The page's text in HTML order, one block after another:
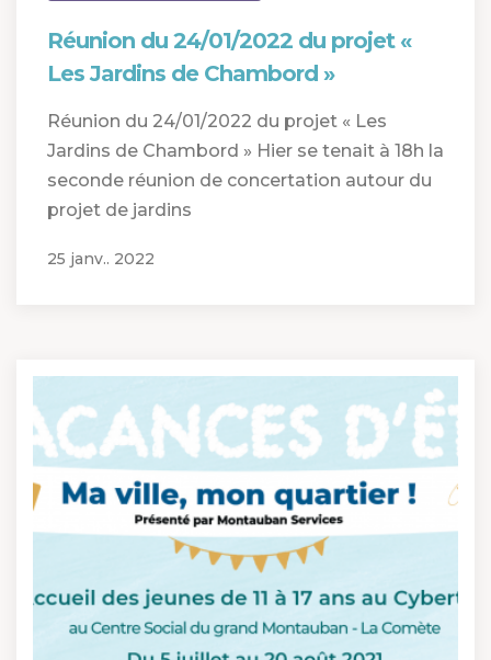
Réunion du 24/01/2022 du projet «
Les Jardins de Chambord »
Réunion du 24/01/2022 du projet « Les
Jardins de Chambord » Hier se tenait à 18h la
seconde réunion de concertation autour du
projet de jardins
25 janv.. 2022